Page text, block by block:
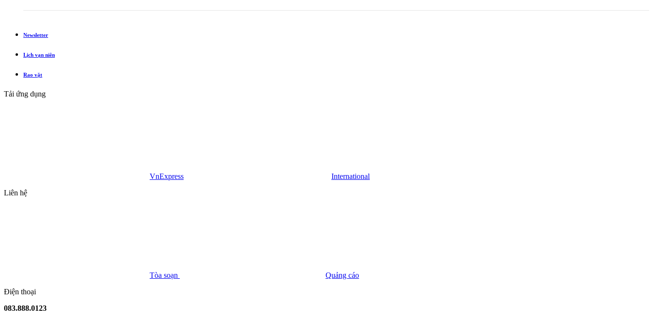
Newsletter
Lịch vạn niên
Rao vặt
Tải ứng dụng
VnExpress
International
Liên hệ
Tòa soạn
Quảng cáo
Điện thoại
083.888.0123